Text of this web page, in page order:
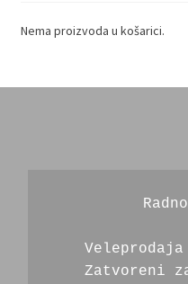
Nema proizvoda u košarici.
Zatvoreni